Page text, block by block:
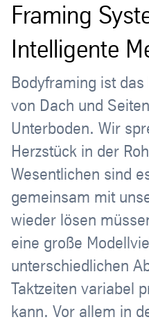
Framing
Intelligente
Bodyframing ist
von Dach und
Unterboden. Wir
Herzstück in der
Wesentlichen sind
gemeinsam mit
wieder lösen
eine große
unterschiedlichen
Taktzeiten variabel
kann. Vor allem in